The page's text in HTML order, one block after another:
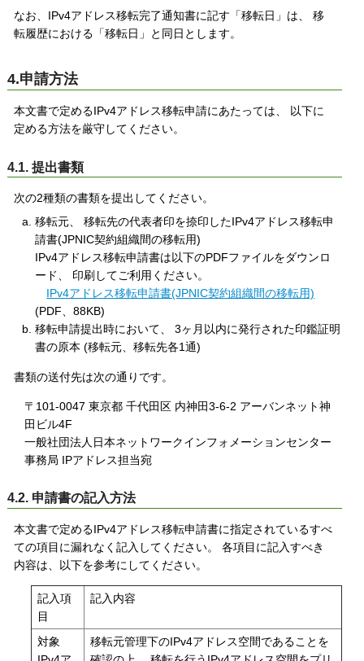
なお、IPv4アドレス移転完了通知書に記す「移転日」は、 移
転履歴における「移転日」と同日とします。
4.申請方法
本文書で定めるIPv4アドレス移転申請にあたっては、 以下に
定める方法を厳守してください。
4.1. 提出書類
次の2種類の書類を提出してください。
移転元、 移転先の代表者印を捺印したIPv4アドレス移転申
請書(JPNIC契約組織間の移転用)
IPv4アドレス移転申請書は以下のPDFファイルをダウンロ
ード、 印刷してご利用ください。
IPv4アドレス移転申請書(JPNIC契約組織間の移転用)
(PDF、88KB)
移転申請提出時において、 3ヶ月以内に発行された印鑑証明
書の原本 (移転元、移転先各1通)
書類の送付先は次の通りです。
〒101-0047 東京都 千代田区 内神田3-6-2 アーバンネット神
田ビル4F
一般社団法人日本ネットワークインフォメーションセンター
事務局 IPアドレス担当宛
4.2. 申請書の記入方法
本文書で定めるIPv4アドレス移転申請書に指定されているすべ
ての項目に漏れなく記入してください。 各項目に記入すべき
内容は、以下を参考にしてください。
記入項
目
記入内容
対象
移転元管理下のIPv4アドレス空間であることを